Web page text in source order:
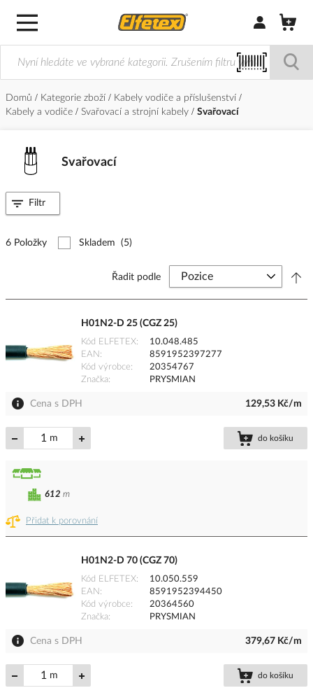
Přihlásit/
Domů Kategorie zboží
Kabely vodiče a příslušenství
Kabely a vodiče
Svařovací a strojní kabely Svařovací
Svařovací
6 Položky Skladem (5)
Řadit podle
H01N2-D 25 (CGZ 25)
Kód ELFETEX
10.048.485
EAN
8591952397277
Kód výrobce
20354767
Značka
PRYSMIAN
Cena s DPH 129,53 Kč/m
m do košíku
Přidat k porovnání
612 m
H01N2-D 70 (CGZ 70)
Kód ELFETEX
10.050.559
EAN
8591952394450
Kód výrobce
20364560
Značka
PRYSMIAN
Cena s DPH 379,67 Kč/m
m do košíku
Filtr